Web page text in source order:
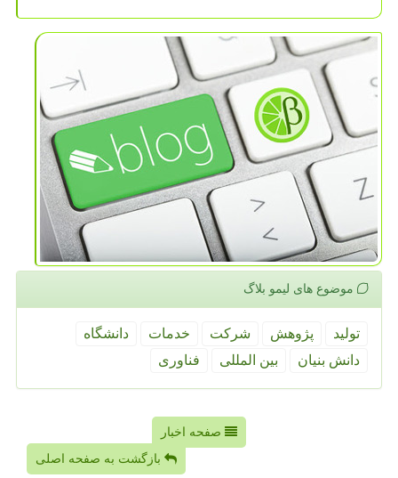
موضوع های لیمو بلاگ
تولید پژوهش شركت خدمات
دانشگاه
دانش بنیان
بین المللی فناوری
صفحه اخبار
بازگشت به صفحه اصلی